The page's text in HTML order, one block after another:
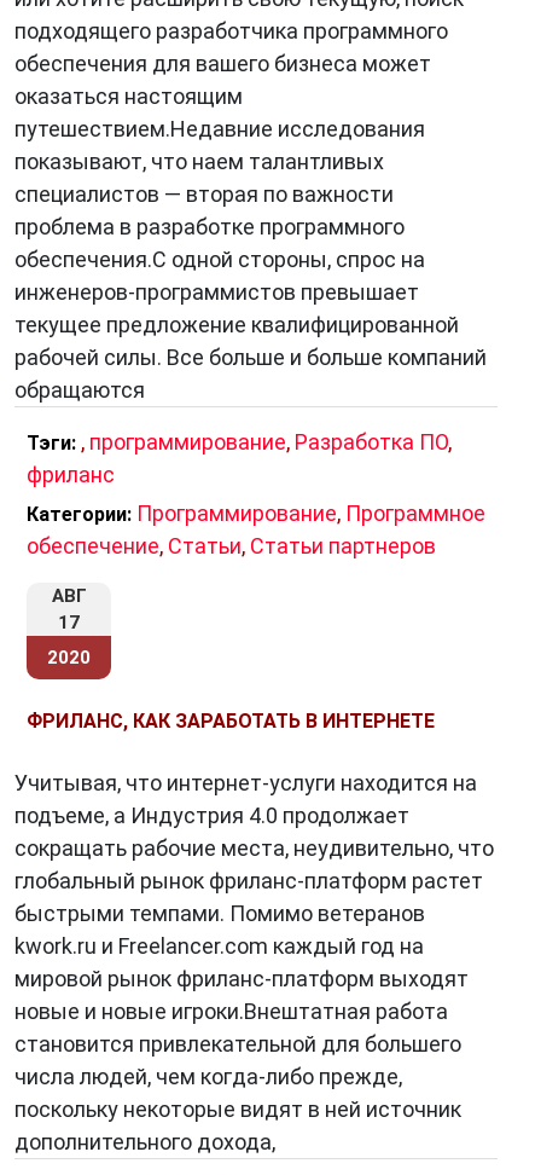
подходящего разработчика программного
обеспечения для вашего бизнеса может
оказаться настоящим
путешествием.Недавние исследования
показывают, что наем талантливых
специалистов — вторая по важности
проблема в разработке программного
обеспечения.С одной стороны, спрос на
инженеров-программистов превышает
текущее предложение квалифицированной
рабочей силы. Все больше и больше компаний
обращаются
Тэги: , программирование, Разработка ПО,
фриланс
Категории: Программирование, Программное
обеспечение, Статьи, Статьи партнеров
АВГ
17
2020
ФРИЛАНС, КАК ЗАРАБОТАТЬ В ИНТЕРНЕТЕ
Учитывая, что интернет-услуги находится на
подъеме, а Индустрия 4.0 продолжает
сокращать рабочие места, неудивительно, что
глобальный рынок фриланс-платформ растет
быстрыми темпами. Помимо ветеранов
kwork.ru и Freelancer.com каждый год на
мировой рынок фриланс-платформ выходят
новые и новые игроки.Внештатная работа
становится привлекательной для большего
числа людей, чем когда-либо прежде,
поскольку некоторые видят в ней источник
дополнительного дохода,